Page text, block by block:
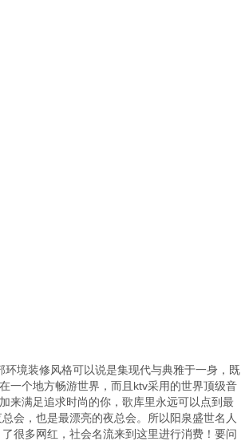
境装修风格可以说是集现代与典雅于一身，既
一个地方畅游世界，而且ktv采用的世界顶级音
来满足追求时尚的你，歌库里永远可以点到最
会，也是最漂亮的夜总会。所以阳泉盛世名人
很多网红，社会名流来到这里进行消费！要问